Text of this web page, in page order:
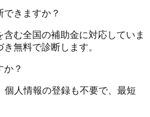
きますか？
む全国の補助金に対応していま
無料で診断します。
か？
個人情報の登録も不要で、最短